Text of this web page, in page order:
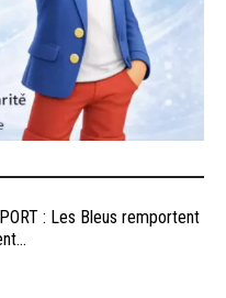
: Les Bleus remportent